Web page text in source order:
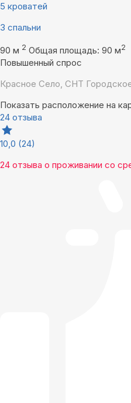
5 кроватей
3 спальни
90 м 2 Общая площадь: 90 м2
Повышенный спрос
Красное Село, СНТ
Показать расположение на
24 отзыва
10,0 (24)
24 отзыва о проживании со